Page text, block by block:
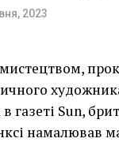
2023
газеті Sun,
намалював